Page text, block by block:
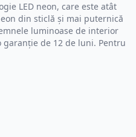
LED neon, care este atât
din sticlă și mai puternică
luminoase de interior
de 12 de luni. Pentru